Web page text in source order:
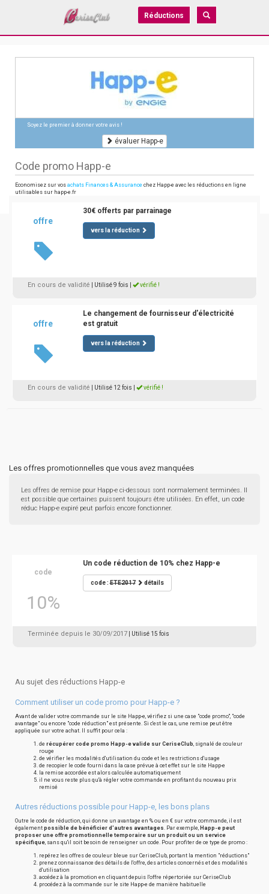
Réductions
Soyez le premier à donner votre avis !
évaluer Happ-e
Code promo Happ-e
Economisez sur vos achats Finances & Assurance chez Happ-e avec les réductions en ligne
utilisables sur happ-e.fr
offre
30€ offerts par parrainage
vers la réduction
En cours de validité | Utilisé 9 fois vérifié !
offre
Le changement de fournisseur d'électricité
est gratuit
vers la réduction
En cours de validité | Utilisé 12 fois vérifié !
Les offres promotionnelles que vous avez manquées
Les offres de remise pour Happ-e ci-dessous sont normalement terminées. Il
est possible que certaines puissent toujours être utilisées. En effet, un code
réduc Happ-e expiré peut parfois encore fonctionner.
code
10%
Un code réduction de 10% chez Happ-e
code :ETE2017 détails
Terminée depuis le 30/09/2017 | Utilisé 15 fois
Au sujet des réductions Happ-e
Comment utiliser un code promo pour Happ-e ?
Avant de valider votre commande sur le site Happ-e, vérifiez si une case "code promo", "code
avantage" ou encore "code réduction" est présente. Si c'est le cas, une remise peut être
appliquée sur votre achat. Il suffit pour cela :
de récupérer code promo Happ-e valide sur CeriseClub, signalé de couleur
rouge
de vérifier les modalités d'utilisation du code et les restrictions d'usage
de recopier le code fourni dans la case prévue à cet effet sur le site Happ-e
la remise accordée est alors calculée automatiquement
il ne vous reste plus qu'à régler votre commande en profitant du nouveau prix
remisé
Autres réductions possible pour Happ-e, les bons plans
Outre le code de réduction, qui donne un avantage en % ou en € sur votre commande, il est
également possible de bénéficier d'autres avantages. Par exemple, Happ-e peut
proposer une offre promotionnelle temporaire sur un produit ou un service
spécifique, sans qu'il soit besoin de renseigner un code. Pour profiter de ce type de promo :
repérez les offres de couleur bleue sur CeriseClub, portant la mention "réductions"
prenez connaissance des détails de l'offre, des articles concernés et des modalités
d'utilisation
accédez à la promotion en cliquant depuis l'offre répertoriée sur CeriseClub
procédez à la commande sur le site Happ-e de manière habituelle